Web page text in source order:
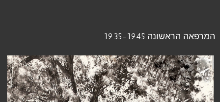
המרפאה הראשונה 1935-1945